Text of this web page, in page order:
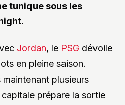
tunique sous les
Jordan, le PSG dévoile
en pleine saison.
plusieurs
prépare la sortie